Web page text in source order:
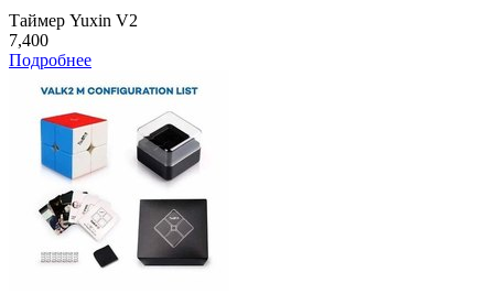
Таймер Yuxin V2
7,400
Подробнее